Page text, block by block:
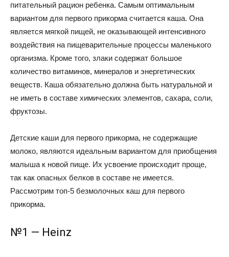
питательный рацион ребенка. Самым оптимальным
вариантом для первого прикорма считается каша. Она
является мягкой пищей, не оказывающей интенсивного
воздействия на пищеварительные процессы маленького
организма. Кроме того, злаки содержат большое
количество витаминов, минералов и энергетических
веществ. Каша обязательно должна быть натуральной и
не иметь в составе химических элементов, сахара, соли,
фруктозы.
Детские каши для первого прикорма, не содержащие
молоко, являются идеальным вариантом для приобщения
малыша к новой пище. Их усвоение происходит проще,
так как опасных белков в составе не имеется.
Рассмотрим топ-5 безмолочных каш для первого
прикорма.
№1 — Heinz